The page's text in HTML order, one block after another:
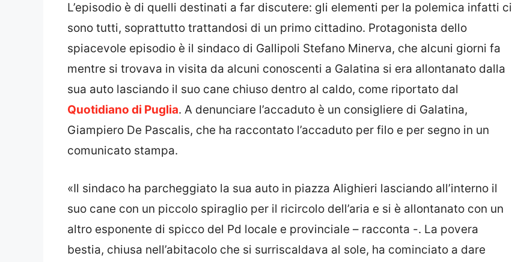
L’episodio è di quelli destinati a far discutere: gli elementi per la polemica infatti ci
sono tutti, soprattutto trattandosi di un primo cittadino. Protagonista dello
spiacevole episodio è il sindaco di Gallipoli Stefano Minerva, che alcuni giorni fa
mentre si trovava in visita da alcuni conoscenti a Galatina si era allontanato dalla
sua auto lasciando il suo cane chiuso dentro al caldo, come riportato dal
Quotidiano di Puglia. A denunciare l’accaduto è un consigliere di Galatina,
Giampiero De Pascalis, che ha raccontato l’accaduto per filo e per segno in un
comunicato stampa.
«Il sindaco ha parcheggiato la sua auto in piazza Alighieri lasciando all’interno il
suo cane con un piccolo spiraglio per il ricircolo dell’aria e si è allontanato con un
altro esponente di spicco del Pd locale e provinciale – racconta -. La povera
bestia, chiusa nell’abitacolo che si surriscaldava al sole, ha cominciato a dare